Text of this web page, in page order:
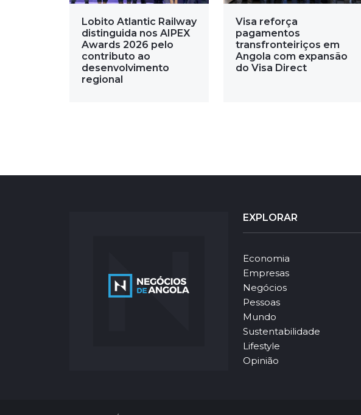
Lobito Atlantic Railway
distinguida nos AIPEX
Awards 2026 pelo
contributo ao
desenvolvimento
regional
Visa reforça
pagamentos
transfronteiriços em
Angola com expansão
do Visa Direct
EXPLORAR
Economia
Empresas
Negócios
Pessoas
Mundo
Sustentabilidade
Lifestyle
Opinião